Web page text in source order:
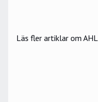
Läs fler artiklar om AHL